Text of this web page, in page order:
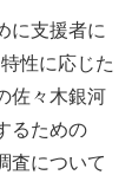
に支援者に
性に応じた
佐々木銀河
るための
査について